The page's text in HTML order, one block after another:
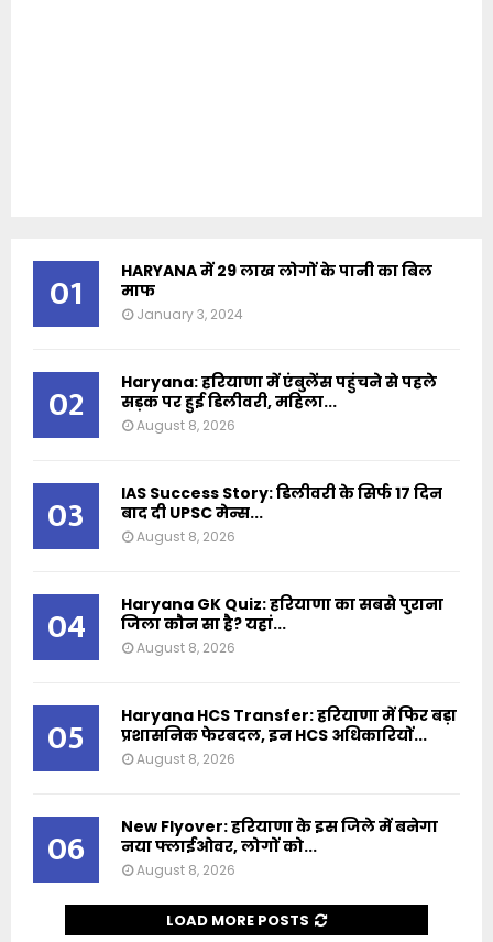
01
HARYANA में 29 लाख लोगों के पानी का बिल
माफ
January 3, 2024
02
Haryana: हरियाणा में एंबुलेंस पहुंचने से पहले
सड़क पर हुई डिलीवरी, महिला...
August 8, 2026
03
IAS Success Story: डिलीवरी के सिर्फ 17 दिन
बाद दी UPSC मेन्स...
August 8, 2026
04
Haryana GK Quiz: हरियाणा का सबसे पुराना
जिला कौन सा है? यहां...
August 8, 2026
05
Haryana HCS Transfer: हरियाणा में फिर बड़ा
प्रशासनिक फेरबदल, इन HCS अधिकारियों...
August 8, 2026
06
New Flyover: हरियाणा के इस जिले में बनेगा
नया फ्लाईओवर, लोगों को...
August 8, 2026
LOAD MORE POSTS